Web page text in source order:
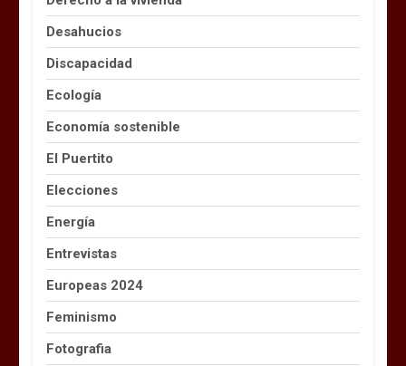
Desahucios
Discapacidad
Ecología
Economía sostenible
El Puertito
Elecciones
Energía
Entrevistas
Europeas 2024
Feminismo
Fotografia